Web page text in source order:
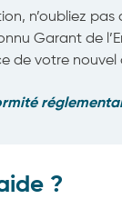
n’oubliez
Garant de
de votre
?